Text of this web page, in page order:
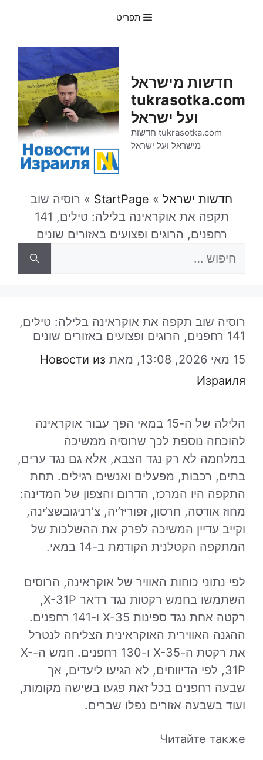
תפריט
חדשות מישראל
tukrasotka.com
ועל ישראל
tukrasotka.com חדשות
מישראל ועל ישראל
חדשות ישראל »
StartPage
» רוסיה שוב
תקפה את אוקראינה בלילה: טילים, 141
רחפנים, הרוגים ופצועים באזורים שונים
רוסיה שוב תקפה את אוקראינה בלילה: טילים,
141 רחפנים, הרוגים ופצועים באזורים שונים
15 מאי 2026, 13:08,
מאת Новости из
Израиля
הלילה של ה-15 במאי הפך עבור אוקראינה
להוכחה נוספת לכך שרוסיה ממשיכה
במלחמה לא רק נגד הצבא, אלא גם נגד ערים,
בתים, רכבות, מפעלים ואנשים רגילים. תחת
התקפה היו המרכז, הדרום והצפון של המדינה:
מחוז אודסה, חרסון, זפוריז’יה, צ’רניגובשצ’ינה,
וקייב עדיין המשיכה לפרק את ההשלכות של
המתקפה הקטלנית הקודמת ב-14 במאי.
לפי נתוני כוחות האוויר של אוקראינה, הרוסים
השתמשו בחמש רקטות נגד רדאר X-31P,
רקטה אחת נגד ספינות X-35 ו-141 רחפנים.
ההגנה האווירית האוקראינית הצליחה לנטרל
את רקטת ה-X-35 ו-130 רחפנים. חמש ה-X-
31P, לפי הדיווחים, לא הגיעו ליעדים, אך
שבעה רחפנים בכל זאת פגעו בשישה מקומות,
ועוד בשבעה אזורים נפלו שברים.
Читайте также